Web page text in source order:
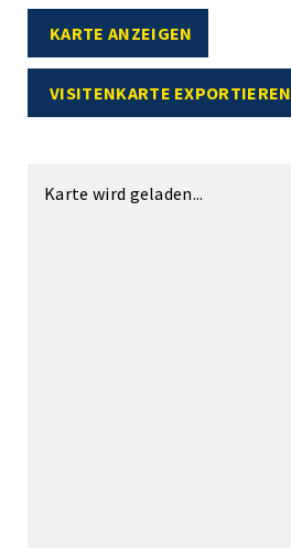
KARTE ANZEIGEN
VISITENKARTE EXPORTIEREN
Karte wird geladen...